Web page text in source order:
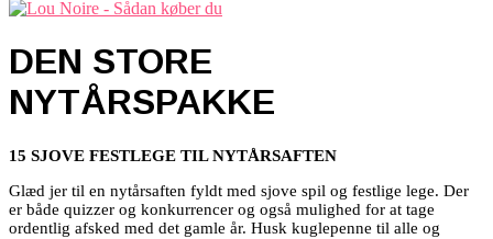
DEN STORE
NYTÅRSPAKKE
15 SJOVE FESTLEGE TIL NYTÅRSAFTEN
Glæd jer til en nytårsaften fyldt med sjove spil og festlige lege. Der
er både quizzer og konkurrencer og også mulighed for at tage
ordentlig afsked med det gamle år. Husk kuglepenne til alle og